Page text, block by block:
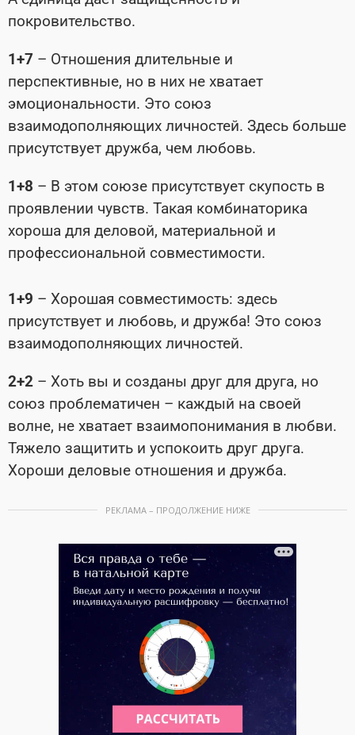
покровительство.
1+7 – Отношения длительные и
перспективные, но в них не хватает
эмоциональности. Это союз
взаимодополняющих личностей. Здесь больше
присутствует дружба, чем любовь.
1+8 – В этом союзе присутствует скупость в
проявлении чувств. Такая комбинаторика
хороша для деловой, материальной и
профессиональной совместимости.
1+9 – Хорошая совместимость: здесь
присутствует и любовь, и дружба! Это союз
взаимодополняющих личностей.
2+2 – Хоть вы и созданы друг для друга, но
союз проблематичен – каждый на своей
волне, не хватает взаимопонимания в любви.
Тяжело защитить и успокоить друг друга.
Хороши деловые отношения и дружба.
РЕКЛАМА – ПРОДОЛЖЕНИЕ НИЖЕ